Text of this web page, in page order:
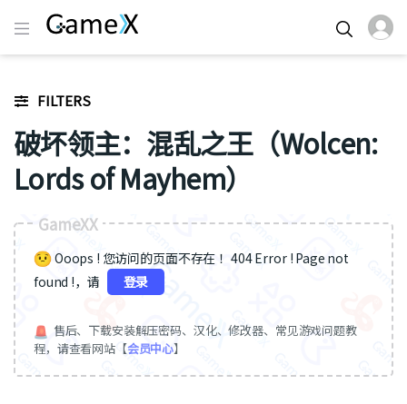
FILTERS
破坏领主：混乱之王（Wolcen:
Lords of Mayhem）
GameXX
Ooops ! 您访问的页面不存在 ！404 Error ! Page not
found !，请
登录
售后、下载安装解压密码、汉化、修改器、常见游戏问题教
程，请查看网站【会员中心】